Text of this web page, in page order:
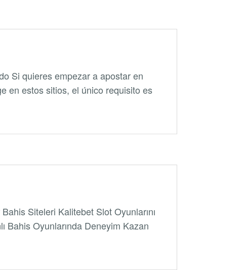
Si quieres empezar a apostar en
en estos sitios, el único requisito es
Siteleri Kalitebet Slot Oyunlarını
Bahis Oyunlarında Deneyim Kazan